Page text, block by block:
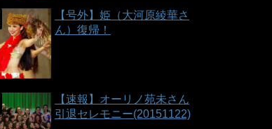
【号外】姫（大河原綾華さ
ん）復帰！
【速報】オーリノ苑未さん
引退セレモニー(20151122)